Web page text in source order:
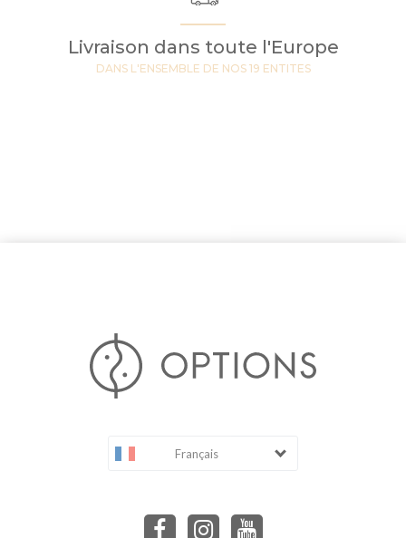
Livraison dans toute l'Europe
DANS L'ENSEMBLE DE NOS 19 ENTITES
Français